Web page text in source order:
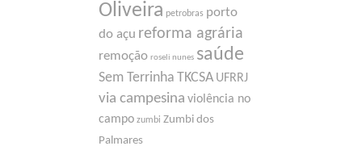
Oliveira petrobras porto
do açu reforma agrária
remoção roseli nunes saúde
Sem Terrinha TKCSA UFRRJ
via campesina violência no
campo zumbi Zumbi dos
Palmares